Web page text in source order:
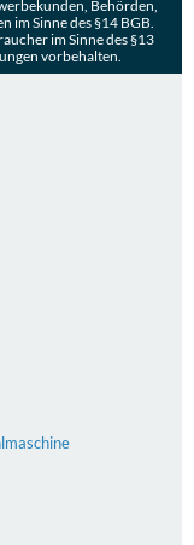
Behörden,
im Sinne des §14 BGB.
im Sinne des §13
vorbehalten.